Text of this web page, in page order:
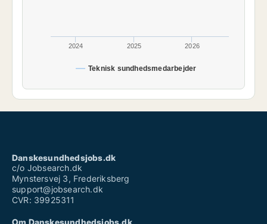
Teknisk sundhedsmedarbejder
2024 2025 2026
Danskesundhedsjobs.dk
c/o Jobsearch.dk
Mynstersvej 3, Frederiksberg
support@jobsearch.dk
CVR: 39925311